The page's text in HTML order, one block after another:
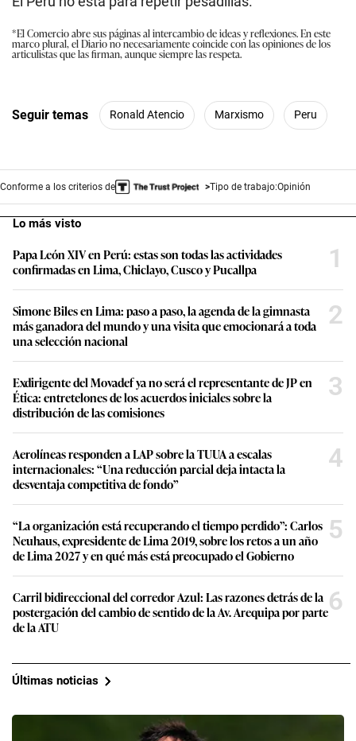
*El Comercio abre sus páginas al intercambio de ideas y reflexiones. En este
marco plural, el Diario no necesariamente coincide con las opiniones de los
articulistas que las firman, aunque siempre las respeta.
Seguir temas Ronald Atencio Marxismo Peru
Conforme a los criterios de Tipo de trabajo:Opinión
Lo más visto
Papa León XIV en Perú: estas son todas las actividades
confirmadas en Lima, Chiclayo, Cusco y Pucallpa
1
Simone Biles en Lima: paso a paso, la agenda de la gimnasta
más ganadora del mundo y una visita que emocionará a toda
una selección nacional
2
Exdirigente del Movadef ya no será el representante de JP en
Ética: entretelones de los acuerdos iniciales sobre la
distribución de las comisiones
3
Aerolíneas responden a LAP sobre la TUUA a escalas
internacionales: “Una reducción parcial deja intacta la
desventaja competitiva de fondo”
4
“La organización está recuperando el tiempo perdido”: Carlos
Neuhaus, expresidente de Lima 2019, sobre los retos a un año
de Lima 2027 y en qué más está preocupado el Gobierno
5
Carril bidireccional del corredor Azul: Las razones detrás de la
postergación del cambio de sentido de la Av. Arequipa por parte
de la ATU
6
Últimas noticias